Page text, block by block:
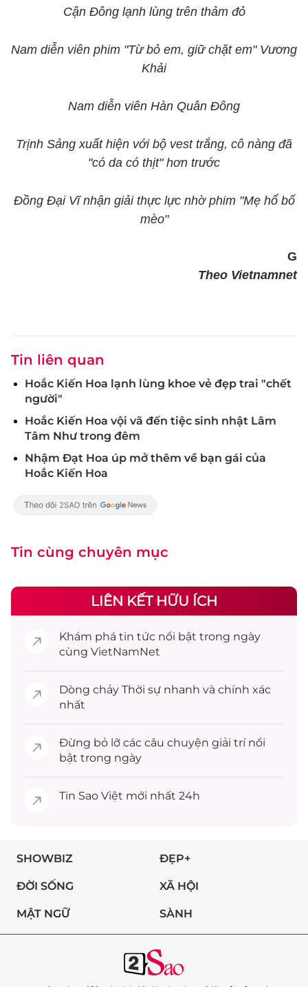
Cận Đông lạnh lùng trên thảm đỏ
Nam diễn viên phim "Từ bỏ em, giữ chặt em" Vương
Khải
Nam diễn viên Hàn Quân Đông
Trịnh Sảng xuất hiện với bộ vest trắng, cô nàng đã
"có da có thịt" hơn trước
Đồng Đại Vĩ nhận giải thực lực nhờ phim "Mẹ hổ bố
mèo"
G
Theo Vietnamnet
Tin liên quan
Hoắc Kiến Hoa lạnh lùng khoe vẻ đẹp trai "chết
người"
Hoắc Kiến Hoa vội vã đến tiệc sinh nhật Lâm
Tâm Như trong đêm
Nhậm Đạt Hoa úp mở thêm về bạn gái của
Hoắc Kiến Hoa
Tin cùng chuyên mục
LIÊN KẾT HỮU ÍCH
Khám phá tin tức nổi bật trong ngày
cùng VietNamNet
Dòng chảy Thời sự nhanh và chính xác
nhất
Đừng bỏ lỡ các câu chuyện giải trínổi
bật trong ngày
Tin Sao Việt mới nhất 24h
SHOWBIZ ĐẸP+
ĐỜI SỐNG XÃ HỘI
MẬT NGỮ SÀNH